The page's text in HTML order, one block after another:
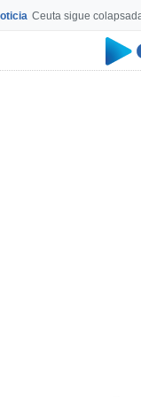
Ceuta sigue